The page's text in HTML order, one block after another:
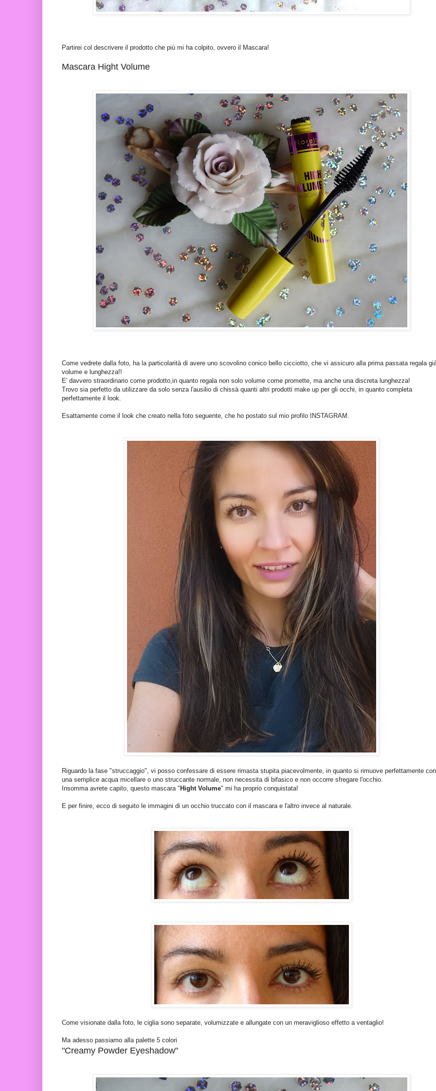
Partirei col descrivere il prodotto che più mi ha colpito, ovvero il Mascara!
Mascara Hight Volume
Come vedrete dalla foto, ha la particolarità di avere uno scovolino conico bello cicciotto, che vi assicuro alla prima passata regala
volume e lunghezza!!
E' davvero straordinario come prodotto,in quanto regala non solo volume come promette, ma anche una discreta lunghezza!
Trovo sia perfetto da utilizzare da solo senza l'ausilio di chissà quanti altri prodotti make up per gli occhi, in quanto completa
perfettamente il look.
Esattamente come il look che creato nella foto seguente, che ho postato sul mio profilo INSTAGRAM.
Riguardo la fase "struccaggio", vi posso confessare di essere rimasta stupita piacevolmente, in quanto si rimuove perfettamente con
una semplice acqua micellare o uno struccante normale, non necessita di bifasico e non occorre sfregare l'occhio.
Insomma avrete capito, questo mascara " Hight Volume" mi ha proprio conquistata!
E per finire, ecco di seguito le immagini di un occhio truccato con il mascara e l'altro invece al naturale.
Come visionate dalla foto, le ciglia sono separate, volumizzate e allungate con un meraviglioso effetto a ventaglio!
Ma adesso passiamo alla palette 5 colori
"Creamy Powder Eyeshadow"